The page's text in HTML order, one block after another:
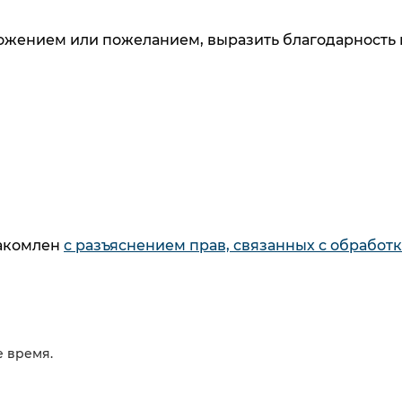
о новинках и специальных
дачи согласия
Как купить
Каталог
или пожеланием, выразить
с разъяснением прав, связанных с
время.